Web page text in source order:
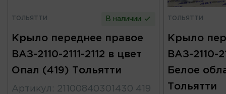
ТОЛЬЯТТИ В наличии
Крыло переднее правое
ВАЗ-2110-2111-2112 в цвет
Опал (419) Тольятти
Артикул : 21100840301430 419
ТОЛЬЯТТИ
Крыло
ВАЗ-2110-
Белое
Тольятти